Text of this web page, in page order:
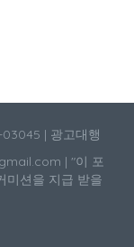
| 광고대행
| "이 포
미션을 지급 받을